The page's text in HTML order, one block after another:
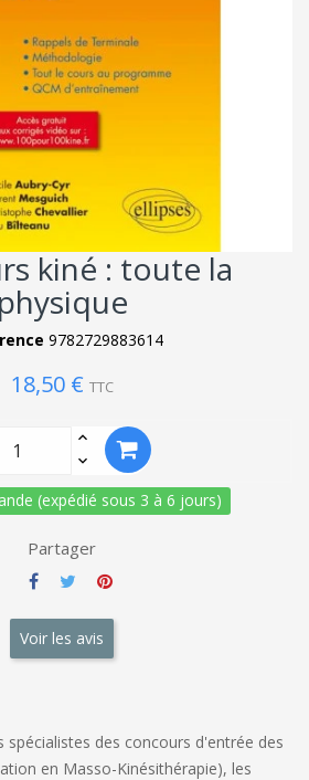
kiné : toute la
physique
9782729883614
18,50 € TTC
(expédié sous 3 à 6 jours)
Partager
Voir les avis
spécialistes des concours d'entrée des
en Masso-Kinésithérapie), les